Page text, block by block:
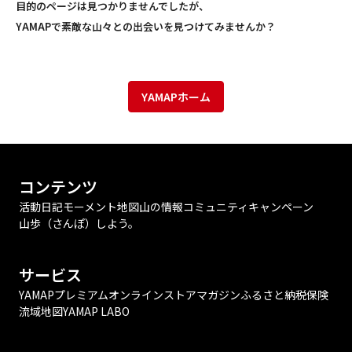
目的のページは見つかりませんでしたが、
YAMAPで素敵な山々との出会いを見つけてみませんか？
YAMAPホーム
コンテンツ
活動日記モーメント地図山の情報コミュニティ キャンペーン
山歩（さんぽ）しよう。
サービス
YAMAPプレミアムオンラインストアマガジンふるさと納税保険
流域地図YAMAP LABO